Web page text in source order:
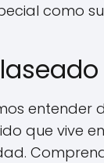
como
entender
que vive